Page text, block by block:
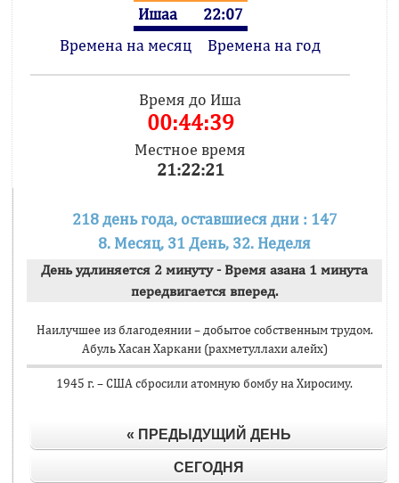
Ишаа
22:07
Времена на месяц
Времена на год
Время до Иша
00:44:39
Местное время
21:22:21
218 день года, оставшиеся дни : 147
8. Месяц, 31 День, 32. Неделя
День удлиняется 2 минуту - Время азана 1 минута
передвигается вперед.
Наилучшее из благодеянии – добытое собственным трудом.
Абуль Хасан Харкани (рахметуллахи алейх)
1945 г. – США сбросили атомную бомбу на Хиросиму.
« ПРЕДЫДУЩИЙ ДЕНЬ
СЕГОДНЯ